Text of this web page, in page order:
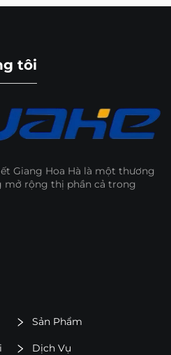
tôi
Giang Hoa Hà là một thương
mở rộng thị phần cả trong
Sản Phẩm
Dịch Vụ